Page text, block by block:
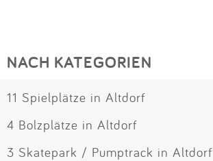
NACH KATEGORIEN
11 Spielplätze in Altdorf
4 Bolzplätze in Altdorf
3 Skatepark / Pumptrack in Altdorf